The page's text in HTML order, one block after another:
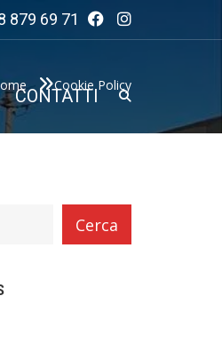
879 69 71
CONTATTI
Cookie Policy
Cerca